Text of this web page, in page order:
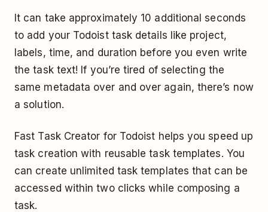
It can take approximately 10 additional seconds
to add your Todoist task details like project,
labels, time, and duration before you even write
the task text! If you’re tired of selecting the
same metadata over and over again, there’s now
a solution.
Fast Task Creator for Todoist helps you speed up
task creation with reusable task templates. You
can create unlimited task templates that can be
accessed within two clicks while composing a
task.